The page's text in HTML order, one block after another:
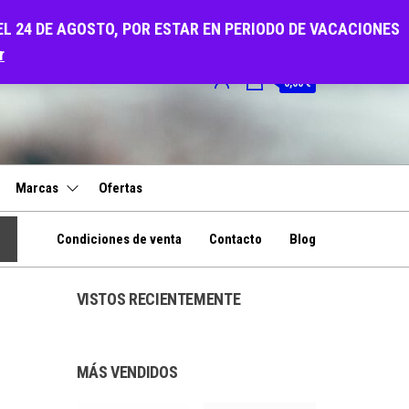
DE AGOSTO, POR ESTAR EN PERIODO DE VACACIONES
0,00 €
Marcas Ofertas
Condiciones de venta Contacto Blog
VISTOS RECIENTEMENTE
MÁS VENDIDOS